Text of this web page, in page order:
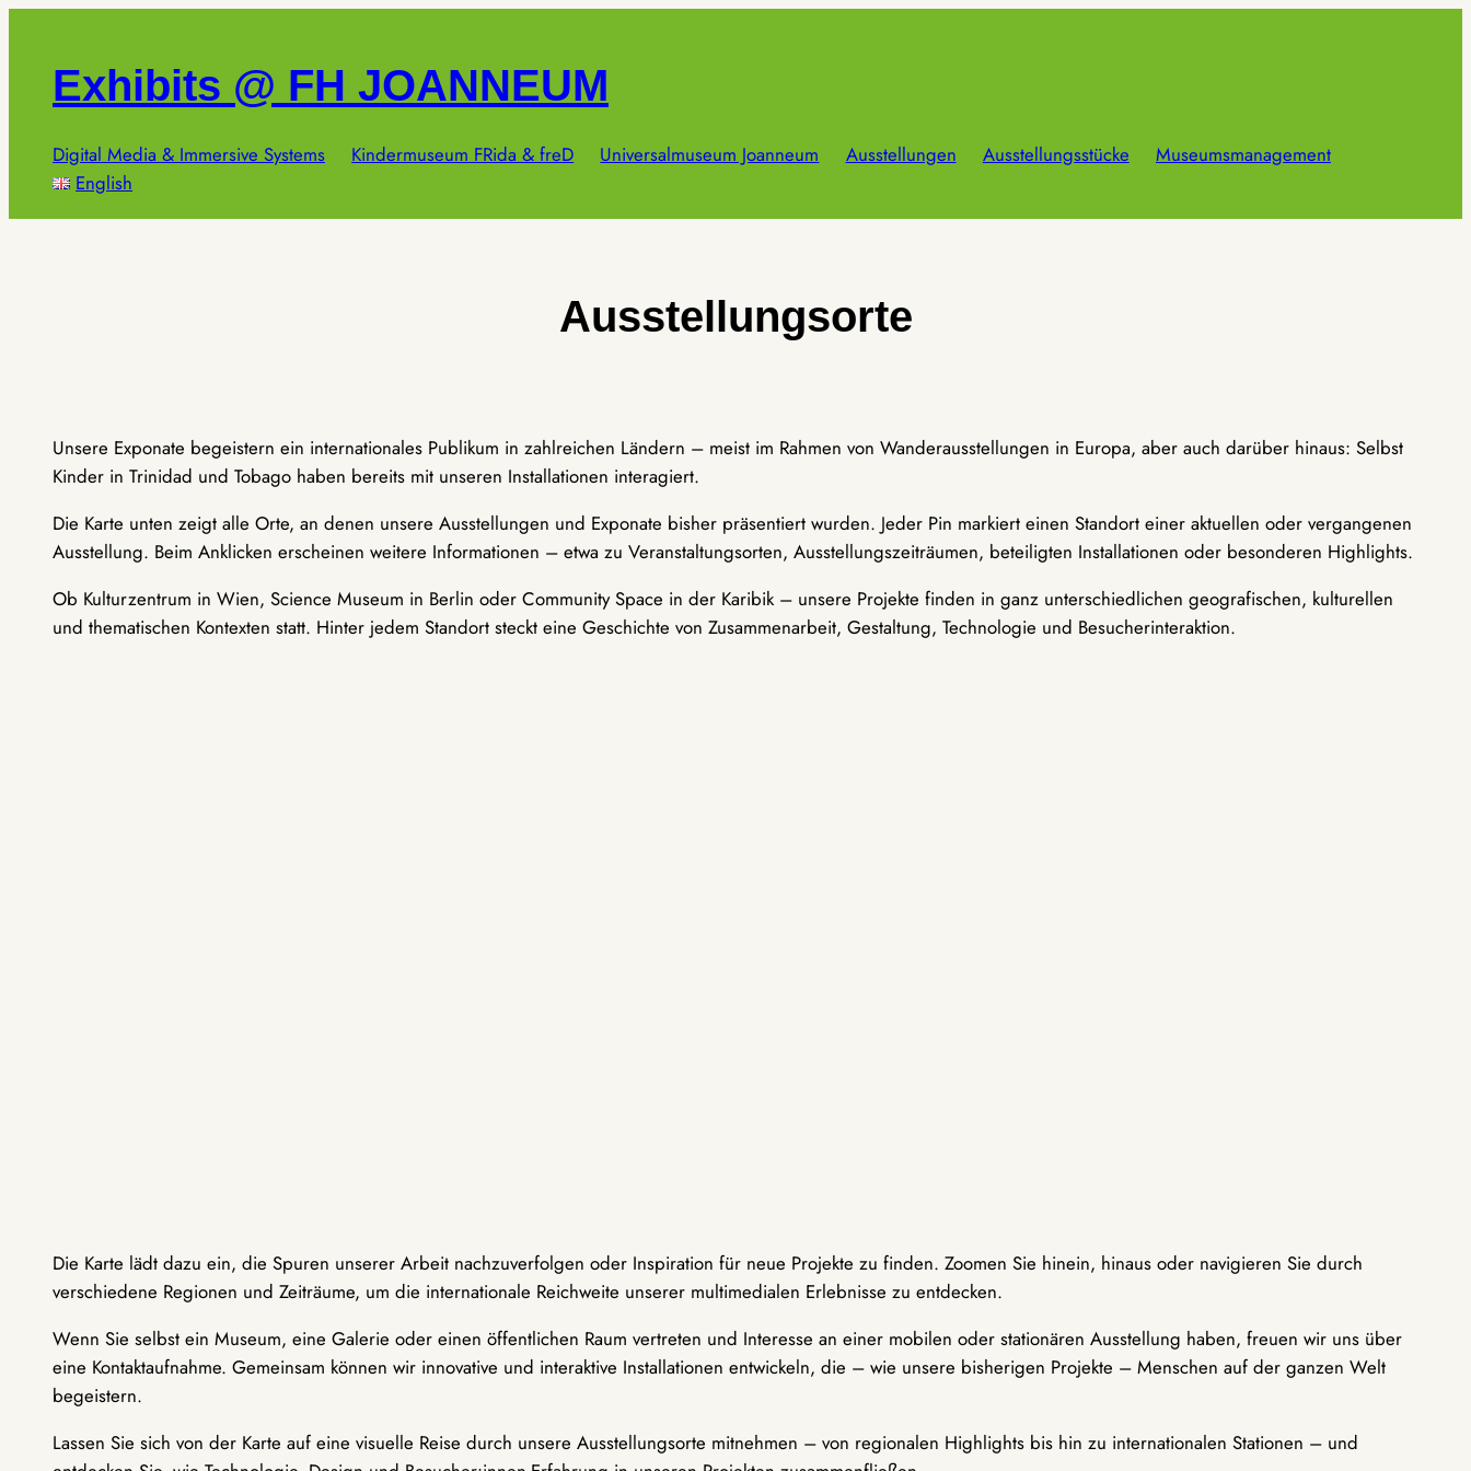
springenExhibits @ FH JOANNEUM
Digital Media & Immersive Systems Kindermuseum FRida & freD Universalmuseum Joanneum Ausstellungen Ausstellungsstücke
Museumsmanagement
English
Ausstellungsorte
Unsere Exponate begeistern ein internationales Publikum in zahlreichen Ländern – meist im Rahmen von Wanderausstellungen in Europa, aber auch darüber hinaus: Selbst
Kinder in Trinidad und Tobago haben bereits mit unseren Installationen interagiert.
Die Karte unten zeigt alle Orte, an denen unsere Ausstellungen und Exponate bisher präsentiert wurden. Jeder Pin markiert einen Standort einer aktuellen oder vergangenen
Ausstellung. Beim Anklicken erscheinen weitere Informationen – etwa zu Veranstaltungsorten, Ausstellungszeiträumen, beteiligten Installationen oder besonderen Highlights.
Ob Kulturzentrum in Wien, Science Museum in Berlin oder Community Space in der Karibik – unsere Projekte finden in ganz unterschiedlichen geografischen, kulturellen
und thematischen Kontexten statt. Hinter jedem Standort steckt eine Geschichte von Zusammenarbeit, Gestaltung, Technologie und Besucherinteraktion.
Die Karte lädt dazu ein, die Spuren unserer Arbeit nachzuverfolgen oder Inspiration für neue Projekte zu finden. Zoomen Sie hinein, hinaus oder navigieren Sie durch
verschiedene Regionen und Zeiträume, um die internationale Reichweite unserer multimedialen Erlebnisse zu entdecken.
Wenn Sie selbst ein Museum, eine Galerie oder einen öffentlichen Raum vertreten und Interesse an einer mobilen oder stationären Ausstellung haben, freuen wir uns über
eine Kontaktaufnahme. Gemeinsam können wir innovative und interaktive Installationen entwickeln, die – wie unsere bisherigen Projekte – Menschen auf der ganzen Welt
begeistern.
Lassen Sie sich von der Karte auf eine visuelle Reise durch unsere Ausstellungsorte mitnehmen – von regionalen Highlights bis hin zu internationalen Stationen – und